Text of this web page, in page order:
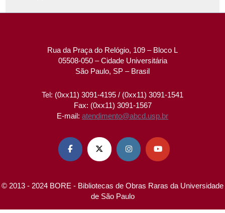
Rua da Praça do Relógio, 109 – Bloco L
05508-050 – Cidade Universitária
São Paulo, SP – Brasil
Tel: (0xx11) 3091-4195 / (0xx11) 3091-1541
Fax: (0xx11) 3091-1567
E-mail: atendimento@abcd.usp.br
   
© 2013 - 2024 BORE - Bibliotecas de Obras Raras da Universidade
de São Paulo